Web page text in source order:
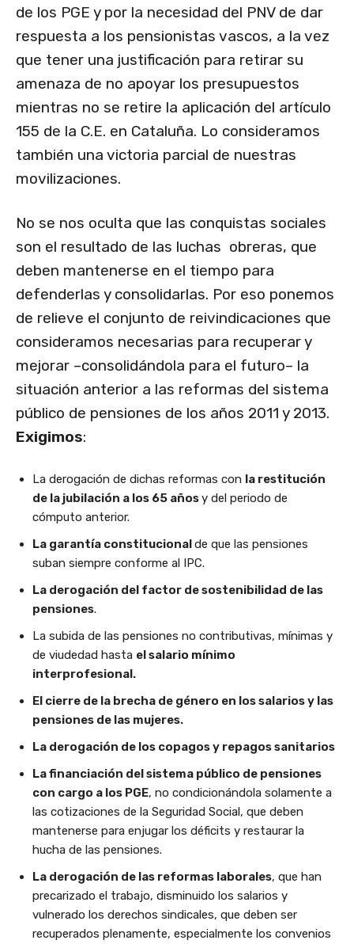
de los PGE y por la necesidad del PNV de dar
respuesta a los pensionistas vascos, a la vez
que tener una justificación para retirar su
amenaza de no apoyar los presupuestos
mientras no se retire la aplicación del artículo
155 de la C.E. en Cataluña. Lo consideramos
también una victoria parcial de nuestras
movilizaciones.
No se nos oculta que las conquistas sociales
son el resultado de las luchas obreras, que
deben mantenerse en el tiempo para
defenderlas y consolidarlas. Por eso ponemos
de relieve el conjunto de reivindicaciones que
consideramos necesarias para recuperar y
mejorar –consolidándola para el futuro– la
situación anterior a las reformas del sistema
público de pensiones de los años 2011 y 2013.
Exigimos:
La derogación de dichas reformas con la restitución
de la jubilación a los 65 añosy del periodo de
cómputo anterior.
La garantía constitucionalde que las pensiones
suban siempre conforme al IPC.
La derogación del factor de sostenibilidad de las
pensiones.
La subida de las pensiones no contributivas, mínimas y
de viudedad hasta el salario mínimo
interprofesional.
El cierre de la brecha de género en los salarios y las
pensiones de las mujeres.
La derogación de los copagos y repagos sanitarios
La financiación del sistema público de pensiones
con cargo a los PGE, no condicionándola solamente a
las cotizaciones de la Seguridad Social, que deben
mantenerse para enjugar los déficits y restaurar la
hucha de las pensiones.
La derogación de las reformas laborales, que han
precarizado el trabajo, disminuido los salarios y
vulnerado los derechos sindicales, que deben ser
recuperados plenamente, especialmente los convenios